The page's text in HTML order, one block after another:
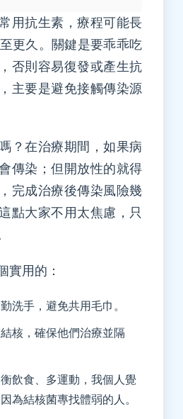
用抗生素，療程可能長
更久。關鍵是要乖乖吃
否則容易復發或產生抗
主要是避免接觸傳染源
？在治療期間，如果病
傳染；但開放性的就得
完成治療後傳染風險幾
點大家不用太焦慮，只
實用的：
洗手，避免共用毛巾。
核，確保他們治療並隔
飲食、多運動，我個人覺
為結核菌專找體弱的人。